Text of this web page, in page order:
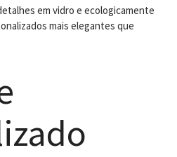
em vidro e ecologicamente
mais elegantes que